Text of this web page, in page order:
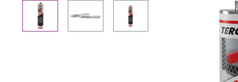
Bildergalerie überspringen